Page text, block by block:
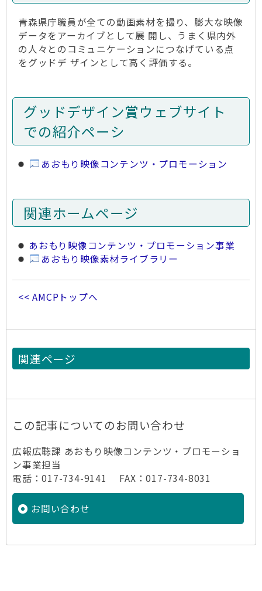
青森県庁職員が全ての動画素材を撮り、膨大な映像
データをアーカイブとして展 開し、うまく県内外
の人々とのコミュニケーションにつなげている点
をグッドデ ザインとして高く評価する。
グッドデザイン賞ウェブサイト
での紹介ペーシ
あおもり映像コンテンツ・プロモーション
関連ホームページ
あおもり映像コンテンツ・プロモーション事業
あおもり映像素材ライブラリー
<< AMCPトップへ
関連ページ
この記事についてのお問い合わせ
広報広聴課 あおもり映像コンテンツ・プロモーショ
ン事業担当
電話：017-734-9141 FAX：017-734-8031
お問い合わせ